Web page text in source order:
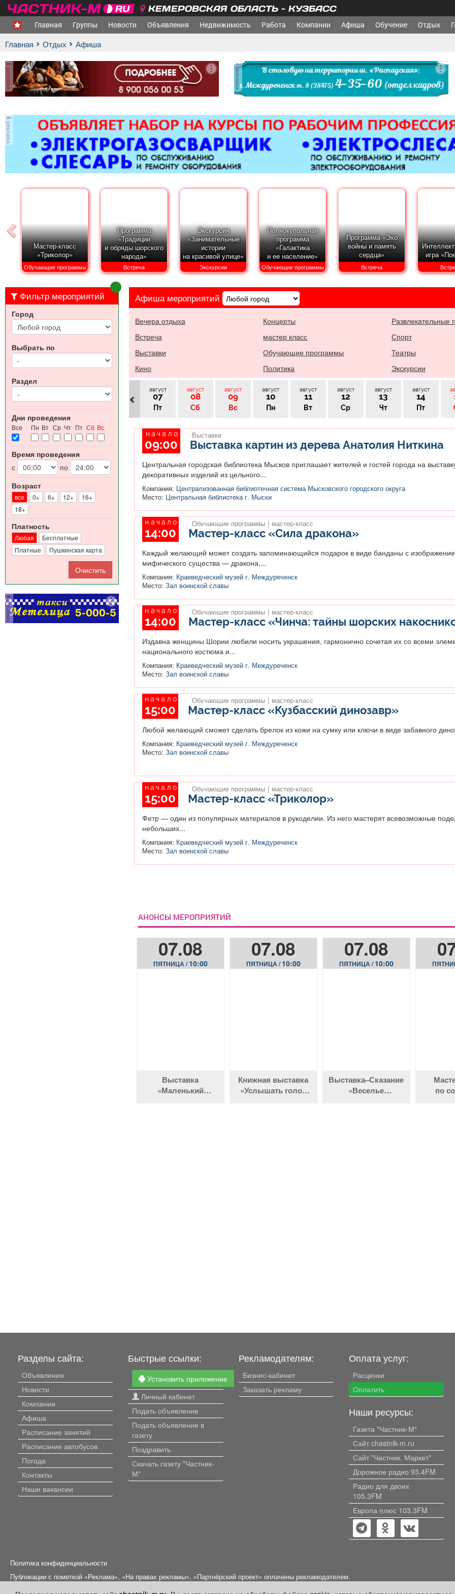
КЕМЕРОВСКАЯ ОБЛАСТЬ - КУЗБАСС
Главная Группы Новости Объявления Недвижимость Работа Компании Афиша Обучение Отдых
Главная Отдых афиша
реклама реклама
реклама
Мастер-класс
«Триколор»
Обучающие программы
Программа
«Традиции
и обряды шорского
народа»
Встреча
Экскурсия
«Занимательные
истории
на красивой улице»
Экскурсии
Полнокупольная
программа
«Галактика
и ее население»
Обучающие программы
Программа «Эхо
войны и память
сердца»
Встреча
игра
Фильтр мероприятий
Город
Выбрать по
Раздел
Дни проведения
Все Пн Вт Ср Чт Пт Сб Вс
Время проведения
с
по
Возраст
все 0+ 6+ 12+
16+
18+
Платность
Любая
Бесплатные
Платные
Пушкинская карта
реклама
Афиша мероприятий
Вечера отдыха
Встреча
Выставки
Кино
Концерты
мастер класс
Обучающие программы
Политика
Развлекательные
Спорт
Театры
Экскурсии
август
07
Пт
август
08
Сб
август
09
Вс
август
10
Пн
август
11
Вт
август
12
Ср
август
13
Чт
август
14
Пт
начало
09:00
Выставки
Выставка картин из дерева Анатолия Ниткина
Центральная городская библиотека Мысков приглашает жителей и гостей города на
декоративных изделий из цельного...
Компания: Централизованная библиотечная система Мысковского городского округа
Место: Центральная библиотека г. Мыски
начало
14:00
Обучающие программы | мастер-класс
Мастер-класс «Сила дракона»
Каждый желающий может создать запоминающийся подарок в виде банданы с
мифического существа — дракона,...
Компания: Краеведческий музей г. Междуреченск
Место: Зал воинской славы
начало
14:00
Обучающие программы | мастер-класс
Мастер-класс «Чинча: тайны шорских
Издавна женщины Шории любили носить украшения, гармонично сочетая их со всеми
национального костюма и...
Компания: Краеведческий музей г. Междуреченск
Место: Зал воинской славы
начало
15:00
Обучающие программы | мастер-класс
Мастер-класс «Кузбасский динозавр»
Любой желающий сможет сделать брелок из кожи на сумку или ключи в виде забавного
Компания: Краеведческий музей г. Междуреченск
Место: Зал воинской славы
начало
15:00
Обучающие программы | мастер-класс
Мастер-класс «Триколор»
Фетр — один из популярных материалов в рукоделии. Из него мастерят всевозможные
небольших...
Компания: Краеведческий музей г. Междуреченск
Место: Зал воинской славы
АНОНСЫ МЕРОПРИЯТИЙ
07.08
ПЯТНИЦА /10:00
Выставка
«Маленький
07.08
ПЯТНИЦА /10:00
Книжная выставка
«Услышать голос
07.08
ПЯТНИЦА /10:00
Выставка–Сказание
«Веселье
по
Разделы сайта:
Объявления
Новости
Компании
Афиша
Расписание занятий
Расписание автобусов
Погода
Контакты
Наши вакансии
Быстрые ссылки:
Установить приложение
Личный кабинет
Подать объявление
Подать объявление в
газету
Поздравить
Скачать газету "Частник-
М"
Рекламодателям:
Бизнес-кабинет
Заказать рекламу
Оплата услуг:
Расценки
Оплатить
Наши ресурсы:
Газета "Частник-М"
Сайт chastnik-m.ru
Сайт "Частник. Маркет"
Дорожное радио 93.4FM
Радио для двоих
105.3FM
Европа плюс 103.3FM
Политика конфиденциальности
Публикации с пометкой «Реклама», «На правах рекламы», «Партнёрский проект» оплачены рекламодателем.